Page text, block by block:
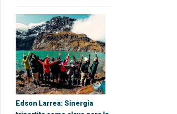
Edson Larrea: Sinergia